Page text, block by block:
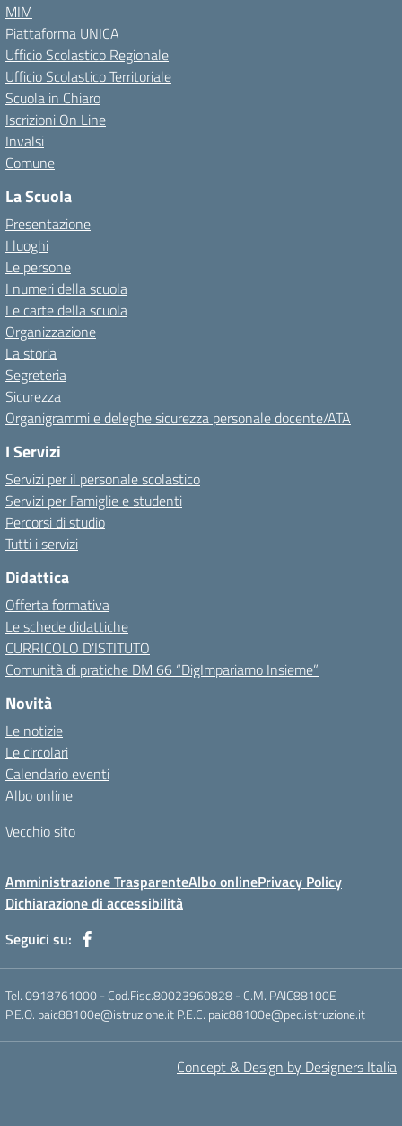
MIM
Piattaforma UNICA
Ufficio Scolastico Regionale
Ufficio Scolastico Territoriale
Scuola in Chiaro
Iscrizioni On Line
Invalsi
Comune
La Scuola
Presentazione
I luoghi
Le persone
I numeri della scuola
Le carte della scuola
Organizzazione
La storia
Segreteria
Sicurezza
Organigrammi e deleghe sicurezza personale docente/ATA
I Servizi
Servizi per il personale scolastico
Servizi per Famiglie e studenti
Percorsi di studio
Tutti i servizi
Didattica
Offerta formativa
Le schede didattiche
CURRICOLO D’ISTITUTO
Comunità di pratiche DM 66 “DigImpariamo Insieme”
Novità
Le notizie
Le circolari
Calendario eventi
Albo online
Vecchio sito
Amministrazione TrasparenteAlbo onlinePrivacy Policy
Dichiarazione di accessibilità
Seguici su:
Tel. 0918761000 - Cod.Fisc.80023960828 - C.M. PAIC88100E
P.E.O. paic88100e@istruzione.it P.E.C. paic88100e@pec.istruzione.it
Concept & Design by Designers Italia